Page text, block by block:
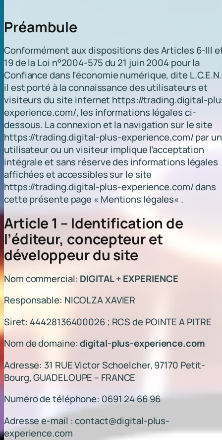
Préambule
Conformément aux dispositions des Articles 6-III
19 de la Loi n°2004-575 du 21 juin 2004 pour la
Confiance dans l’économie numérique, dite
il est porté à la connaissance des utilisateurs et
visiteurs du site internet https://trading.digital-
experience.com/, les informations légales ci-
dessous. La connexion et la navigation sur le site
https://trading.digital-plus-experience.com/ par un
utilisateur ou un visiteur implique l’acceptation
intégrale et sans réserve des informations légales
affichées et accessibles sur le site
https://trading.digital-plus-experience.com/ dans
cette présente page « Mentions légales« .
Article 1 – Identification de
l’éditeur, concepteur et
développeur du site
Nom commercial: DIGITAL + EXPERIENCE
Responsable: NICOLZA XAVIER
Siret: 44428136400026 ; RCS de POINTE A PITRE
Nom de domaine:digital-plus-experience.com
Adresse: 31 RUE Victor Schoelcher, 97170 Petit-
Bourg, GUADELOUPE – FRANCE
Numéro de téléphone: 0691 24 66 96
Adresse e-mail : contact@digital-plus-
experience.com